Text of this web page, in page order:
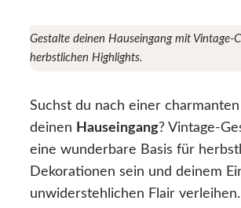
Gestalte deinen Hauseingang mit Vintage-
herbstlichen Highlights.
Suchst du nach einer
deinen Hauseingang? Vintage-
eine wunderbare Basis für
Dekorationen sein und deinem
unwiderstehlichen Flair verleihen.